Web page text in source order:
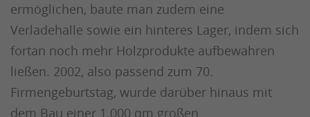
ermöglichen, baute man zudem eine
Verladehalle sowie ein hinteres Lager, indem sich
fortan noch mehr Holzprodukte aufbewahren
ließen. 2002, also passend zum 70.
Firmengeburtstag, wurde darüber hinaus mit
dem Bau einer 1.000 qm großen